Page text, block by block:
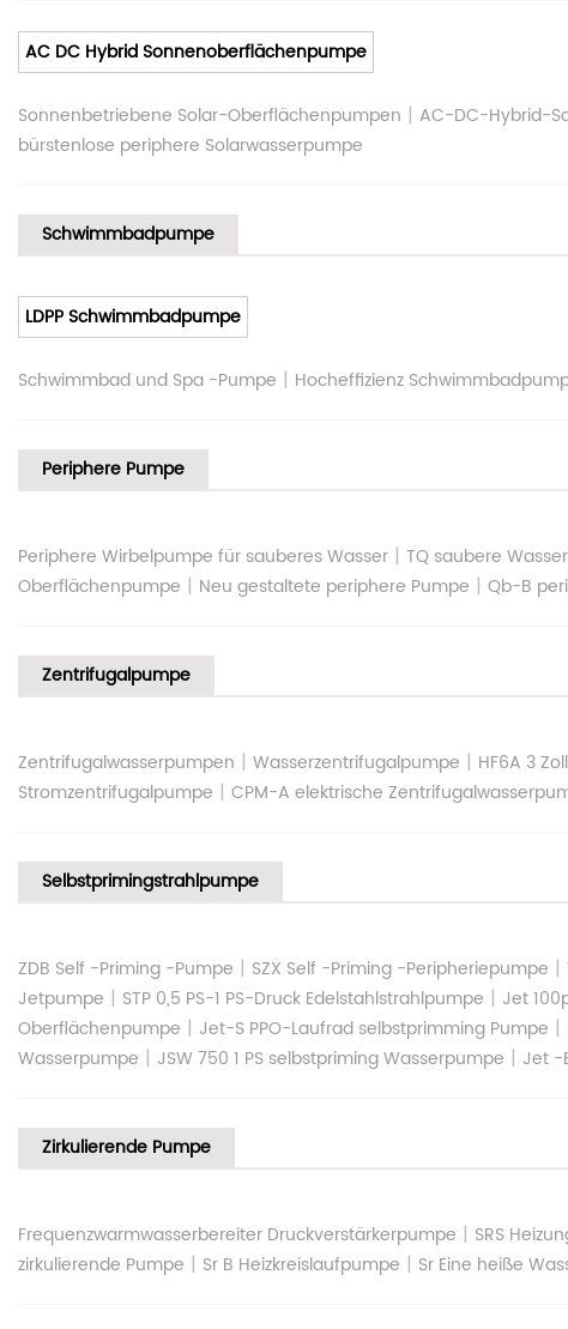
AC DC Hybrid Sonnenoberflächenpumpe
Sonnenbetriebene Solar-Oberflächenpumpen | AC-DC-Hybrid-
bürstenlose periphere Solarwasserpumpe
Schwimmbadpumpe
LDPP Schwimmbadpumpe
Schwimmbad und Spa -Pumpe | Hocheffizienz
Periphere Pumpe
Periphere Wirbelpumpe für sauberes Wasser | TQ saubere
Oberflächenpumpe | Neu gestaltete periphere Pumpe | Qb-B
Zentrifugalpumpe
Zentrifugalwasserpumpen | Wasserzentrifugalpumpe | HF6A 3
Stromzentrifugalpumpe | CPM-A elektrische
Selbstprimingstrahlpumpe
ZDB Self -Priming -Pumpe | SZX Self -Priming -Peripheriepumpe |
Jetpumpe | STP 0,5 PS-1 PS-Druck Edelstahlstrahlpumpe | Jet
Oberflächenpumpe | Jet-S PPO-Laufrad selbstprimming Pumpe |
Wasserpumpe | JSW 750 1 PS selbstpriming Wasserpumpe | Jet -
Zirkulierende Pumpe
Frequenzwarmwasserbereiter Druckverstärkerpumpe | SRS
zirkulierende Pumpe | Sr B Heizkreislaufpumpe | Sr Eine heiße